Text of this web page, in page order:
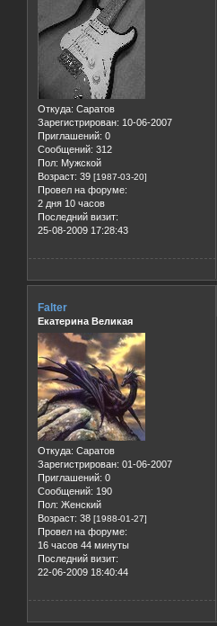
Откуда: Саратов
Зарегистрирован: 10-06-2007
Приглашений: 0
Сообщений: 312
Пол: Мужской
Возраст: 39 [1987-03-20]
Провел на форуме:
2 дня 10 часов
Последний визит:
25-08-2009 17:28:43
Falter
Екатерина Великая
Откуда: Саратов
Зарегистрирован: 01-06-2007
Приглашений: 0
Сообщений: 190
Пол: Женский
Возраст: 38 [1988-01-27]
Провел на форуме:
16 часов 44 минуты
Последний визит:
22-06-2009 18:40:44